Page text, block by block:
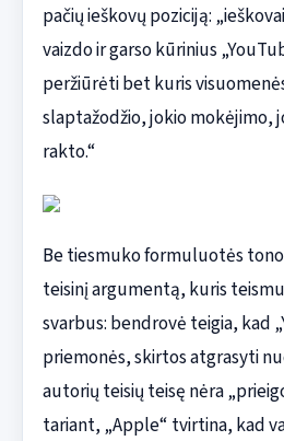
pačių ieškovų poziciją:
vaizdo ir garso kūrinius
peržiūrėti bet kuris
slaptažodžio, jokio mokėjimo,
rakto.“
Be tiesmuko formuluotės
teisinį argumentą, kuris
svarbus: bendrovė teigia, kad
priemonės, skirtos atgrasyti
autorių teisių teisę nėra
tariant, „Apple“ tvirtina, kad